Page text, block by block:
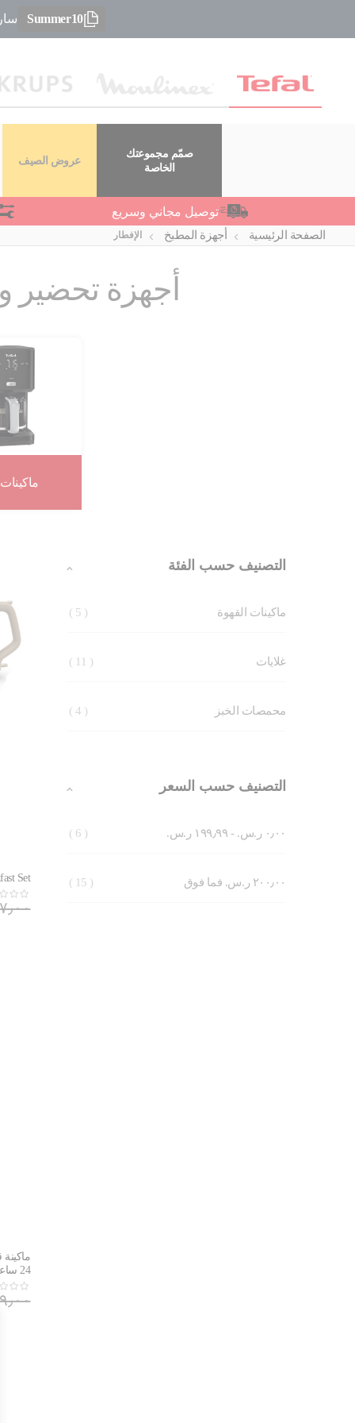
Summer10
صمّم مجموعتك
الخاصة
عروض الصيف
توصيل مجاني وسريع
الصفحة الرئيسية أجهزة المطبخ الإفطار
أجهزة تحضير
Set
24 ساعة |CM600840
التصنيف حسب الفئة
ماكينات القهوة
غلايات
محمصات الخبز
التصنيف حسب السعر
٠٫٠٠ ر.س.‏ - ١٩٩٫٩٩ ر.س.‏
٢٠٠٫٠٠ ر.س.‏ فما فوق